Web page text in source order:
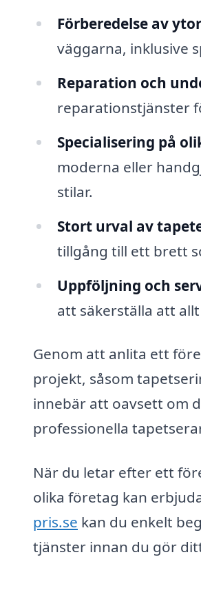
Förberedelse av
väggarna, inklusive
Reparation och
reparationstjänster
Specialisering på
moderna eller
stilar.
Stort urval av
tillgång till ett brett
Uppföljning och
att säkerställa att
Genom att anlita ett
projekt, såsom
innebär att oavsett om
professionella
När du letar efter ett
olika företag kan
pris.se kan du enkelt
tjänster innan du gör